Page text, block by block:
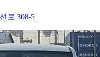
로 308-5